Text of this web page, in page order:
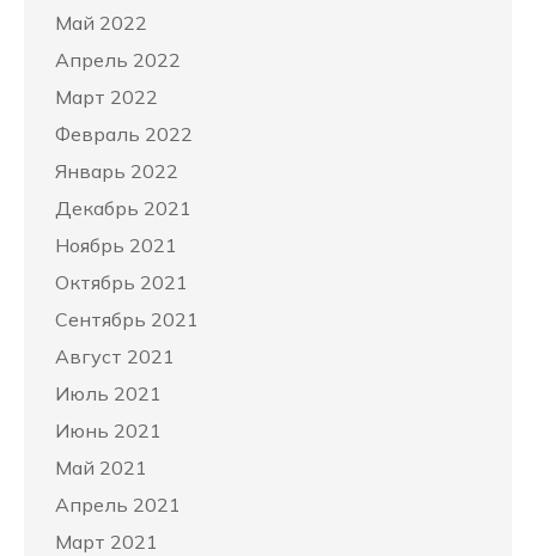
Май 2022
Апрель 2022
Март 2022
Февраль 2022
Январь 2022
Декабрь 2021
Ноябрь 2021
Октябрь 2021
Сентябрь 2021
Август 2021
Июль 2021
Июнь 2021
Май 2021
Апрель 2021
Март 2021